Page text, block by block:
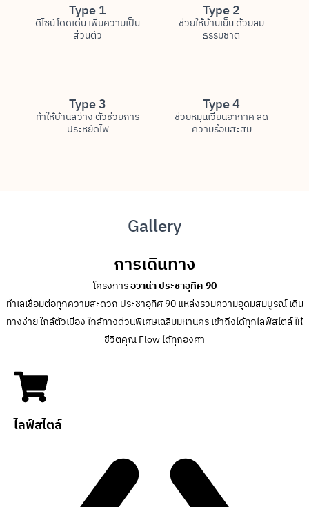
Type 1
ดีไซน์โดดเด่น เพิ่มความเป็น
ส่วนตัว
Type 2
ช่วยให้บ้านเย็น ด้วยลม
ธรรมชาติ
Type 3
ทำให้บ้านสว่าง ตัวช่วยการ
ประหยัดไฟ
Type 4
ช่วยหมุนเวียนอากาศ ลด
ความร้อนสะสม
Gallery
การเดินทาง
โครงการอวาน่า ประชาอุทิศ 90
ทำเลเชื่อมต่อทุกความสะดวก ประชาอุทิศ 90 แหล่งรวมความอุดมสมบูรณ์ เดิน
ทางง่าย ใกล้ตัวเมือง ใกล้ทางด่วนพิเศษเฉลิมมหานคร เข้าถึงได้ทุกไลฟ์สไตล์ ให้
ชีวิตคุณ Flow ได้ทุกองศา
ไลฟ์สไตล์